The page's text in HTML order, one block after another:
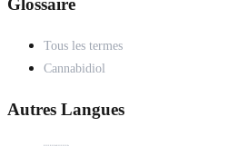
Glossaire
Tous les termes
Cannabidiol
Autres Langues